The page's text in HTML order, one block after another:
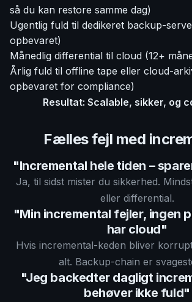
så du kan restore samme dag)
Ugentlig fuld til dedikeret backup-
opbevaret)
Månedlig differential til cloud (12+
Årlig fuld til offline tape eller cloud-
opbevaret for compliance)
Resultat: Scalable, sikker, og
Fælles fejl med
"Incremental hele tiden –
Ja, til sidst mister du sikkerhed.
eller differential.
"Min incremental fejler, ingen
har cloud"
Hvis incremental-keden bliver
alt. Backup-chain er
"Jeg backedter dagligt
behøver ikke fuld"